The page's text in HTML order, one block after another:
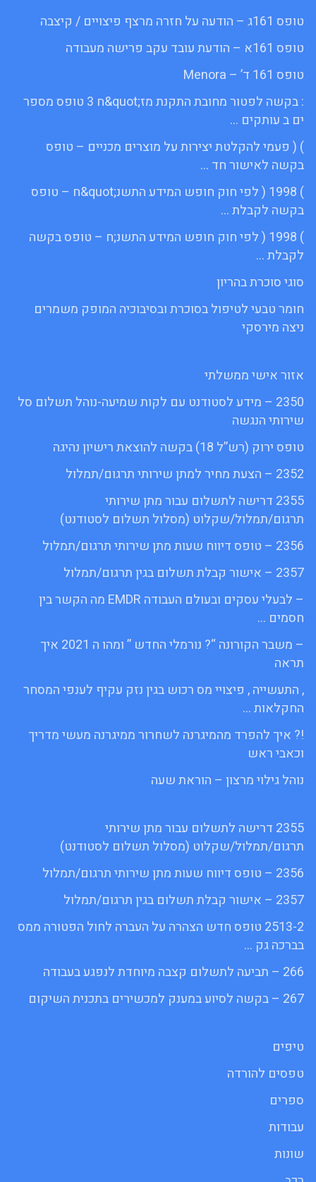
טופס 161ג – הודעה על חזרה מרצף פיצויים / קיצבה
טופס 161א – הודעת עובד עקב פרישה מעבודה
טופס 161 ד’ – Menora
: בקשה לפטור מחובת התקנת מז;quot&ח 3 טופס מספר
ים ב עותקים …
) ( פעמי להקלטת יצירות על מוצרים מכניים – טופס
בקשה לאישור חד …
) 1998 ( לפי חוק חופש המידע התשנ;quot&ח – טופס
בקשה לקבלת …
) 1998 ( לפי חוק חופש המידע התשנ;ח – טופס בקשה
לקבלת …
סוגי סוכרת בהריון
חומר טבעי לטיפול בסוכרת ובסיבוכיה המופק משמרים
ניצה מירסקי
אזור אישי ממשלתי
2350 – מידע לסטודנט עם לקות שמיעה-נוהל תשלום סל
שירותי הנגשה
טופס ירוק (רש”ל 18) בקשה להוצאת רישיון נהיגה
2352 – הצעת מחיר למתן שירותי תרגום/תמלול
2355 דרישה לתשלום עבור מתן שירותי
תרגום/תמלול/שקלוט (מסלול תשלום לסטודנט)
2356 – טופס דיווח שעות מתן שירותי תרגום/תמלול
2357 – אישור קבלת תשלום בגין תרגום/תמלול
– לבעלי עסקים ובעולם העבודה EMDR מה הקשר בין
חסמים …
– משבר הקורונה “? נורמלי החדש ” ומהו ה 2021 איך
תראה
, התעשייה , פיצויי מס רכוש בגין נזק עקיף לענפי המסחר
החקלאות …
!? איך להפרד מהמיגרנה לשחרור ממיגרנה מעשי מדריך
וכאבי ראש
נוהל גילוי מרצון – הוראת שעה
2355 דרישה לתשלום עבור מתן שירותי
תרגום/תמלול/שקלוט (מסלול תשלום לסטודנט)
2356 – טופס דיווח שעות מתן שירותי תרגום/תמלול
2357 – אישור קבלת תשלום בגין תרגום/תמלול
2513-2 טופס חדש הצהרה על העברה לחול הפטורה ממס
בברכה גק …
266 – תביעה לתשלום קצבה מיוחדת לנפגע בעבודה
267 – בקשה לסיוע במענק למכשירים בתכנית השיקום
טיפים
טפסים להורדה
ספרים
עבודות
שונות